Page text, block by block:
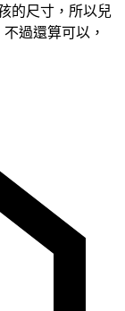
的尺寸，所以兒
過還算可以，